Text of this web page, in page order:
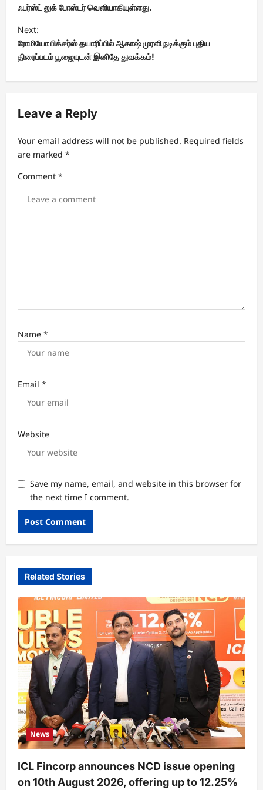
s
t
n
a
v
g
a
t
i
ஃபர்ஸ்ட் லுக் போஸ்டர் வெளியாகியுள்ளது.
Next:
ரோமியோ பிக்சர்ஸ் தயாரிப்பில் ஆகாஷ் முரளி நடிக்கும் புதிய
திரைப்படம் பூஜையுடன் இனிதே துவக்கம்!
Leave a Reply
Your email address will not be published. Required fields
are marked *
Comment *
Name *
Email *
Website
Save my name, email, and website in this browser for
the next time I comment.
Related Stories
News
ICL Fincorp announces NCD issue opening
on 10th August 2026, offering up to 12.25%